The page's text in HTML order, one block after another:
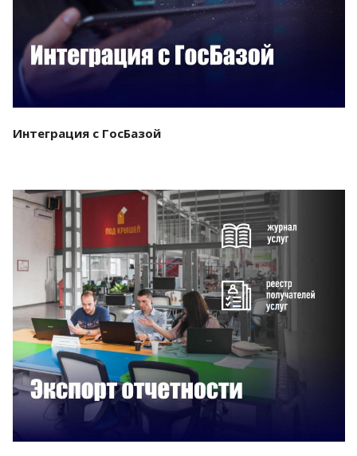
Интеграция с ГосБазой
Смотреть проект